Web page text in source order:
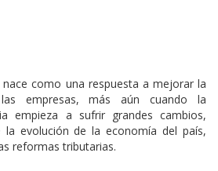
como una respuesta a mejorar la
empresas, más aún cuando la
empieza a sufrir grandes cambios,
la evolución de la economía del país,
reformas tributarias.